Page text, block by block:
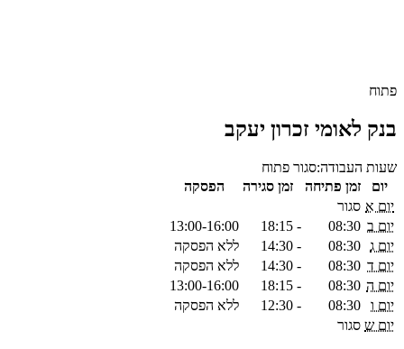
פתוח
בנק לאומי זכרון יעקב
שעות העבודה:סגור פתוח
יום
זמן פתיחה זמן סגירה
הפסקה
יום א סגור
יום ב 08:30
-
18:15
13:00-16:00
יום ג 08:30
-
14:30
ללא הפסקה
יום ד 08:30
-
14:30
ללא הפסקה
יום ה 08:30
-
18:15
13:00-16:00
יום ו
08:30
-
12:30
ללא הפסקה
יום ש סגור